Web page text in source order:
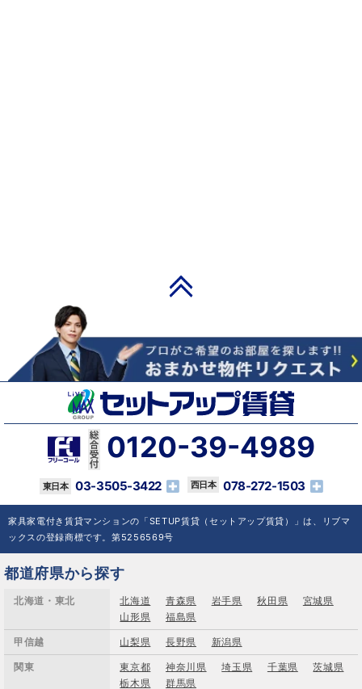
0120-39-4989
03-3505-3422 078-272-1503
家具家電付き賃貸マンションの「SETUP賃貸（セットアップ賃貸）」は、リブマ
ックスの登録商標です。第5256569号
都道府県から探す
北海道・東北 北海道 青森県 岩手県 秋田県
宮城県
山形県
福島県
甲信越 山梨県 長野県 新潟県
関東 東京都 神奈川県 埼玉県 千葉県
茨城県
栃木県
群馬県